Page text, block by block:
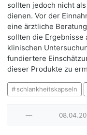
sollten jedoch nicht
dienen. Vor der
eine ärztliche
sollten die Ergebnisse
klinischen
fundiertere
dieser Produkte zu
schlankheitskapseln
—